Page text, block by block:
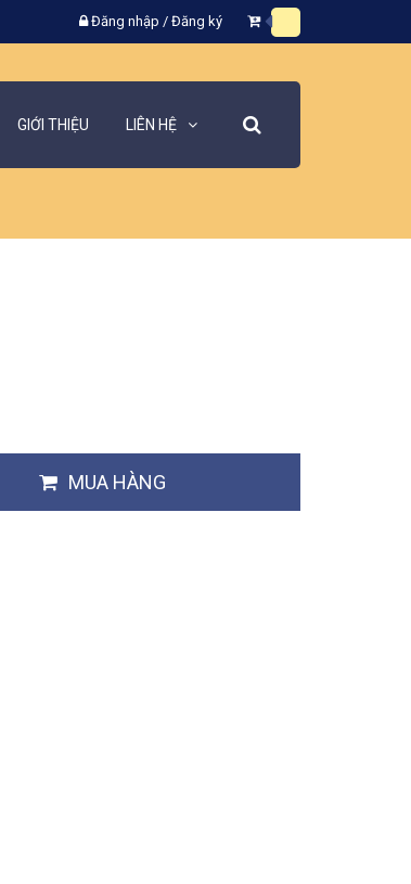
Đăng nhập / Đăng ký
GIỚI THIỆU LIÊN HỆ
MUA HÀNG